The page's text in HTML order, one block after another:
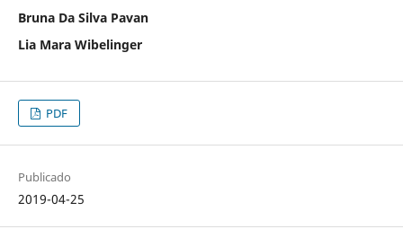
Bruna Da Silva Pavan
Lia Mara Wibelinger
PDF
Publicado
2019-04-25